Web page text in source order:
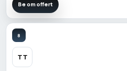
Be om offert
8
TT